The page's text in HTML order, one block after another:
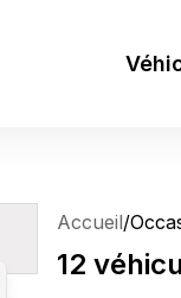
Accueil/
12